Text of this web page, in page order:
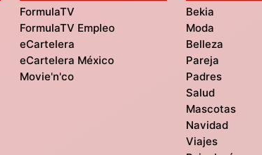
FormulaTV
FormulaTV Empleo
eCartelera
eCartelera México
Movie'n'co
Bekia
Moda
Belleza
Pareja
Padres
Salud
Mascotas
Navidad
Viajes